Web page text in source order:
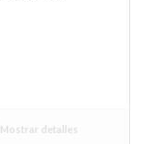
Mostrar detalles